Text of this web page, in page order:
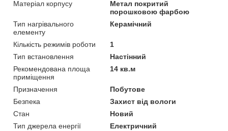
Матеріал корпусу
Метал покритий
порошковою фарбою
Тип нагрівального
елементу
Керамічний
Кількість режимів роботи
1
Тип встановлення
Настінний
Рекомендована площа
приміщення
14 кв.м
Призначення
Побутове
Безпека
Захист від вологи
Стан
Новий
Тип джерела енергії
Електричний